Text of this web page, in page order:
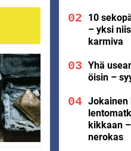
10
– yksi
karmiva
Yhä
öisin –
Jokainen
kikkaan
nerokas